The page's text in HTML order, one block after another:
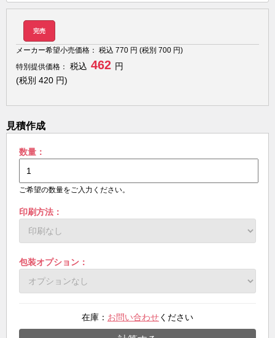
完売
メーカー希望小売価格： 税込 770 円 (税別 700 円)
特別提供価格：
税込 462 円
(税別 420 円)
見積作成
数量：
ご希望の数量をご入力ください。
印刷方法：
包装オプション：
在庫： お問い合わせください